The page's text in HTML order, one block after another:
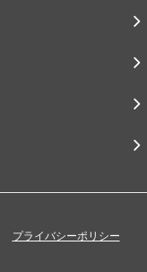
プライバシーポリシー